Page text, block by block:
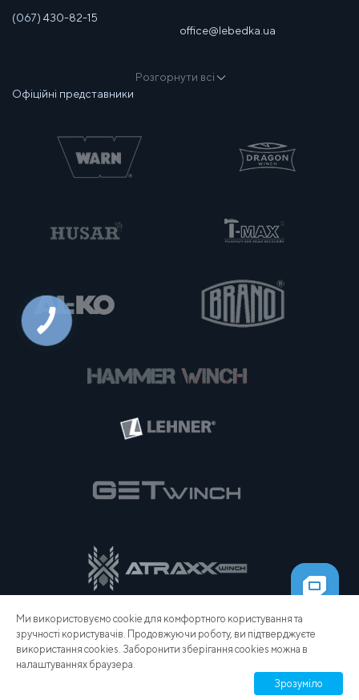
Ми використовуємо cookie для комфортного користування та
зручності користувачів. Продовжуючи роботу, ви підтверджуєте
використання cookies. Заборонити зберігання cookies можна в
налаштуваннях браузера.
Зрозуміло
(067) 430-82-15
office@lebedka.ua
Розгорнути всі
Офіційні представники